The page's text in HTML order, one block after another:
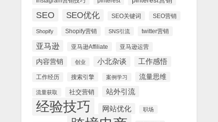
SEO SEO优化 SEO关键词 SEO营销
Shopify Shopify营销 SNS引流 twitter营销
亚马逊 亚马逊Affiliate 亚马逊运营
内容营销 创业 小北杂谈 工作感悟
工作经历 搜索引擎 案例学习 流量思维
流量获取 社交营销 站外引流
经验技巧 网站优化 职场